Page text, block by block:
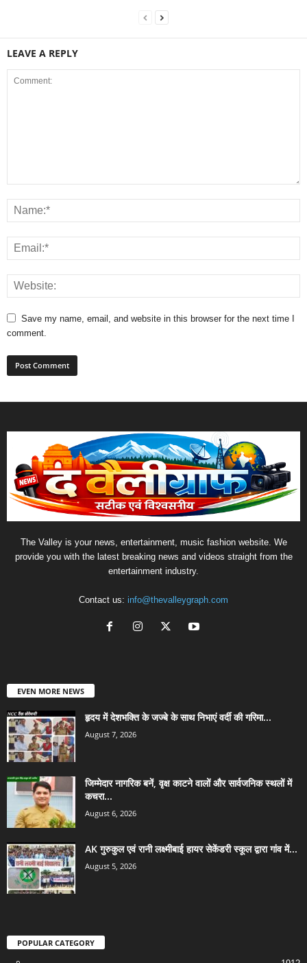
LEAVE A REPLY
Save my name, email, and website in this browser for the next time I
comment.
The Valley is your news, entertainment, music fashion website. We
provide you with the latest breaking news and videos straight from the
entertainment industry.
Contact us: info@thevalleygraph.com
EVEN MORE NEWS
हृदय में देशभक्ति के जज्बे के साथ निभाएं वर्दी की गरिमा...
August 7, 2026
जिम्मेदार नागरिक बनें, वृक्ष काटने वालों और सार्वजनिक स्थलों में
कचरा...
August 6, 2026
AK गुरुकुल एवं रानी लक्ष्मीबाई हायर सेकेंडरी स्कूल द्वारा गांव में...
August 5, 2026
POPULAR CATEGORY